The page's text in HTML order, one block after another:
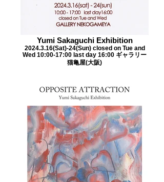
Yumi Sakaguchi Exhibition
2024.3.16(Sat)-24(Sun) closed on Tue and
Wed 10:00-17:00 last day 16:00 ギャラリー
猫亀屋(大阪)